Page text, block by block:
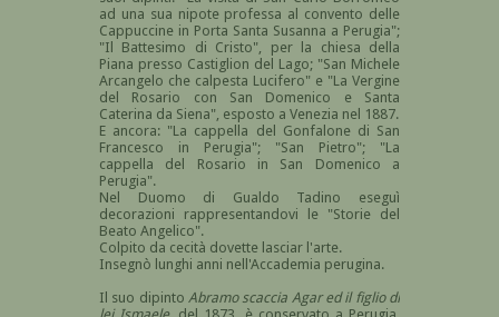
ad una sua nipote professa al convento delle
Cappuccine in Porta Santa Susanna a Perugia";
"Il Battesimo di Cristo", per la chiesa della
Piana presso Castiglion del Lago; "San Michele
Arcangelo che calpesta Lucifero" e "La Vergine
del Rosario con San Domenico e Santa
Caterina da Siena", esposto a Venezia nel 1887.
E ancora: "La cappella del Gonfalone di San
Francesco in Perugia"; "San Pietro"; "La
cappella del Rosario in San Domenico a
Perugia".
Nel Duomo di Gualdo Tadino eseguì
decorazioni rappresentandovi le "Storie del
Beato Angelico".
Colpito da cecità dovette lasciar l'arte.
Insegnò lunghi anni nell'Accademia perugina.
Il suo dipinto Abramo scaccia Agar ed il figlio di